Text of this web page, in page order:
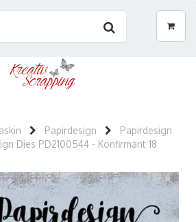
Papirdesign
Papirdesign
Dies PD2100544 - Konfirmant 18